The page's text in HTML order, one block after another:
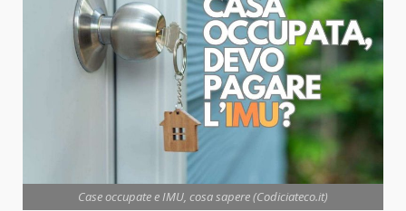
Case occupate e IMU, cosa sapere (Codiciateco.it)